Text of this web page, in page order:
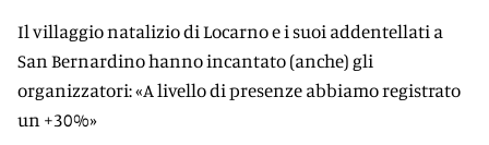
Il villaggio natalizio di Locarno e i suoi addentellati a
San Bernardino hanno incantato (anche) gli
organizzatori: «A livello di presenze abbiamo registrato
un +30%»